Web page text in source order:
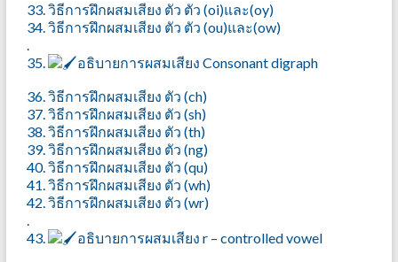
33. วิธีการฝึกผสมเสียง ตัว ตัว (oi)และ(oy)
34. วิธีการฝึกผสมเสียง ตัว ตัว (ou)และ(ow)
.
35.
อธิบายการผสมเสียง Consonant digraph
36. วิธีการฝึกผสมเสียง ตัว (ch)
37. วิธีการฝึกผสมเสียง ตัว (sh)
38. วิธีการฝึกผสมเสียง ตัว (th)
39. วิธีการฝึกผสมเสียง ตัว (ng)
40. วิธีการฝึกผสมเสียง ตัว (qu)
41. วิธีการฝึกผสมเสียง ตัว (wh)
42. วิธีการฝึกผสมเสียง ตัว (wr)
.
43.
อธิบายการผสมเสียง r – controlled vowel